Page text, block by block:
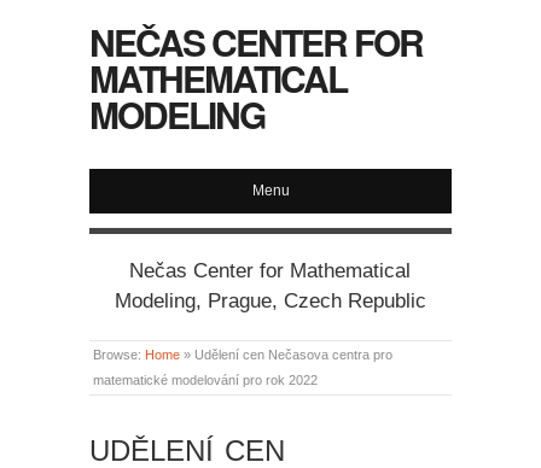
NEČAS CENTER FOR
MATHEMATICAL
MODELING
Menu
Nečas Center for Mathematical
Modeling, Prague, Czech Republic
Browse: Home » Udělení cen Nečasova centra pro
matematické modelování pro rok 2022
UDĚLENÍ CEN